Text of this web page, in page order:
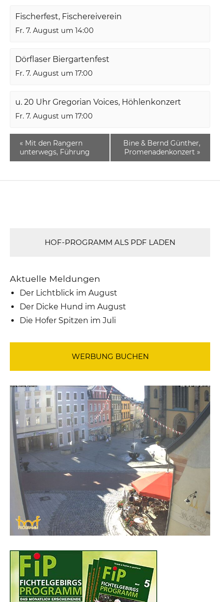
Fischerfest, Fischereiverein
Fr. 7. August um 14:00
Dörflaser Biergartenfest
Fr. 7. August um 17:00
u. 20 Uhr Gregorian Voices, Höhlenkonzert
Fr. 7. August um 17:00
« Mit den Rangern
unterwegs, Führung
Bine & Bernd Günther,
Promenadenkonzert »
HOF-PROGRAMM ALS PDF LADEN
Aktuelle Meldungen
Der Lichtblick im August
Der Dicke Hund im August
Die Hofer Spitzen im Juli
WERBUNG BUCHEN